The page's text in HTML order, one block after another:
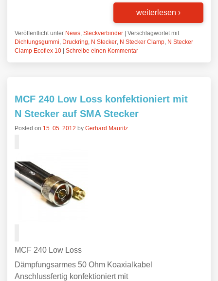
weiterlesen ›
Veröffentlicht unter News Steckverbinder | Verschlagwortet mit
Dichtungsgummi Druckring N Stecker N Stecker Clamp N Stecker
Clamp Ecoflex 10 | Schreibe einen Kommentar
MCF 240 Low Loss konfektioniert mit
N Stecker auf SMA Stecker
Posted on 15. 05. 2012 by Gerhard Mauritz
MCF 240 Low Loss
Dämpfungsarmes 50 Ohm Koaxialkabel
Anschlussfertig konfektioniert mit